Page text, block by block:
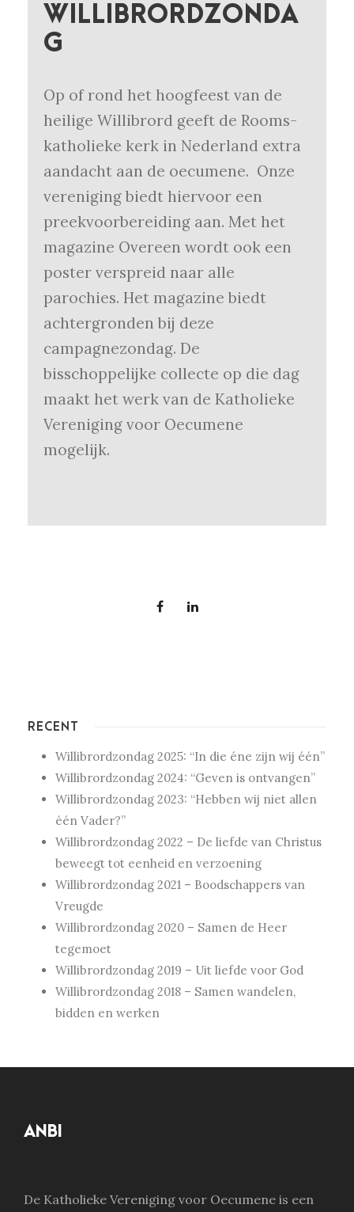
WILLIBRORDZONDA
G
Op of rond het hoogfeest van de
heilige Willibrord geeft de Rooms-
katholieke kerk in Nederland extra
aandacht aan de oecumene. Onze
vereniging biedt hiervoor een
preekvoorbereiding aan. Met het
magazine Overeen wordt ook een
poster verspreid naar alle
parochies. Het magazine biedt
achtergronden bij deze
campagnezondag. De
bisschoppelijke collecte op die dag
maakt het werk van de Katholieke
Vereniging voor Oecumene
mogelijk.
RECENT
Willibrordzondag 2025: “In die éne zijn wij één”
Willibrordzondag 2024: “Geven is ontvangen”
Willibrordzondag 2023: “Hebben wij niet allen
één Vader?”
Willibrordzondag 2022 – De liefde van Christus
beweegt tot eenheid en verzoening
Willibrordzondag 2021 – Boodschappers van
Vreugde
Willibrordzondag 2020 – Samen de Heer
tegemoet
Willibrordzondag 2019 – Uit liefde voor God
Willibrordzondag 2018 – Samen wandelen,
bidden en werken
ANBI
De Katholieke Vereniging voor Oecumene is een